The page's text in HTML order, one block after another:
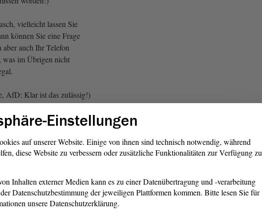
vielleicht lassen Sie
können Sie eine Frage
aber auch Ihr Telefon
was im Übrigen nicht
AfD: Klar ist das zulässig!)
umgehen. Die Frage ist,
dem an? Wollen wir es
untersagen wir es allen
auch denjenigen, die
sachgerecht mit solchen
uns dem anders zu nähern,
Aufklärung betreiben
Einstellungen
auf unserer Website. Einige von ihnen sind technisch notwendig, während
diese Website zu verbessern oder zusätzliche Funktionalitäten zur Verfügung zu
Inhalten externer Medien kann es zu einer Datenübertragung und -verarbeitung
Datenschutzbestimmung der jeweiligen Plattformen kommen. Bitte lesen Sie für
unsere Datenschutzerklärung.